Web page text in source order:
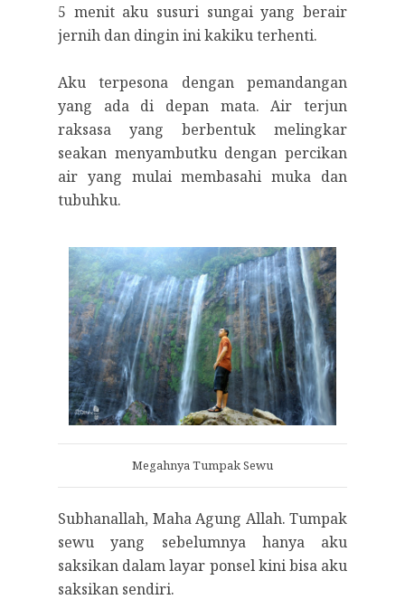
5 menit aku susuri sungai yang berair
jernih dan dingin ini kakiku terhenti.
Aku terpesona dengan pemandangan
yang ada di depan mata. Air terjun
raksasa yang berbentuk melingkar
seakan menyambutku dengan percikan
air yang mulai membasahi muka dan
tubuhku.
Megahnya Tumpak Sewu
Subhanallah, Maha Agung Allah. Tumpak
sewu yang sebelumnya hanya aku
saksikan dalam layar ponsel kini bisa aku
saksikan sendiri.